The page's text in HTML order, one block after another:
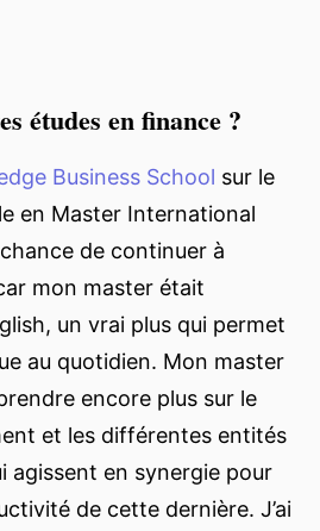
études en finance ?
Business School sur le
en Master International
chance de continuer à
mon master était
un vrai plus qui permet
au quotidien. Mon master
encore plus sur le
et les différentes entités
agissent en synergie pour
de cette dernière. J’ai